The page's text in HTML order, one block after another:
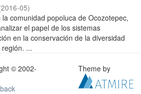
2016-05)
comunidad popoluca de Ocozotepec,
el papel de los sistemas
en la conservación de la diversidad
...
© 2002-
Theme by